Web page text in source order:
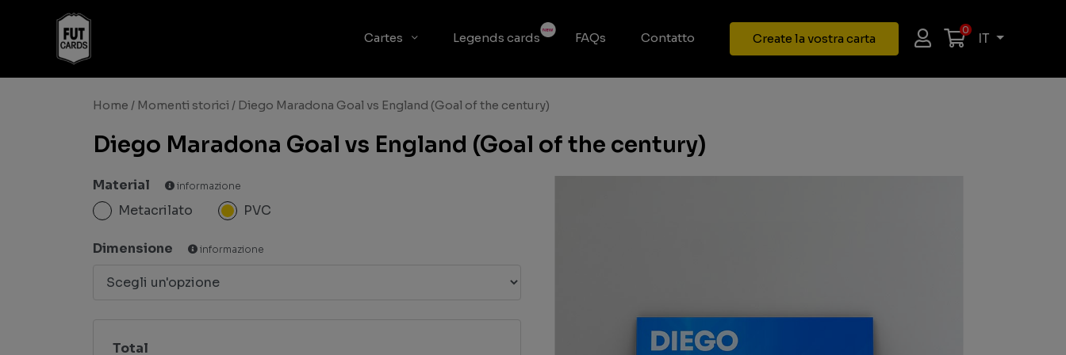
Cartes Legends cards FAQs Contatto Create la vostra carta
0
IT
Home / Momenti storici / Diego Maradona Goal vs England (Goal of the century)
Diego Maradona Goal vs England (Goal of the century)
Material informazione
Metacrilato PVC
Dimensione informazione
Total